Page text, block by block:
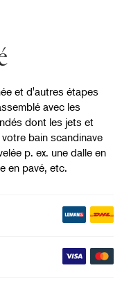
et d'autres étapes
avec les
dont les jets et
bain scandinave
p. ex. une dalle en
en pavé, etc.